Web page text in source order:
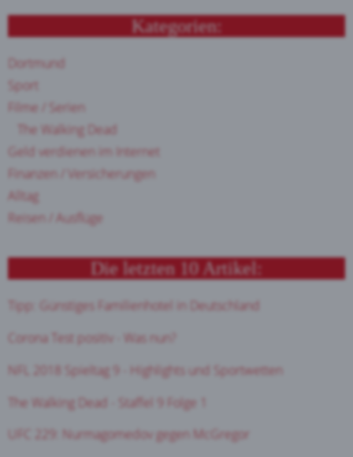
Kategorien:
Dortmund
Sport
Filme / Serien
The Walking Dead
Geld verdienen im Internet
Finanzen / Versicherungen
Alltag
Reisen / Ausflüge
Die letzten 10 Artikel:
Tipp: Günstiges Familienhotel in Deutschland
Corona Test positiv - Was nun?
NFL 2018 Spieltag 9 - Highlights und Sportwetten
The Walking Dead - Staffel 9 Folge 1
UFC 229: Nurmagomedov gegen McGregor